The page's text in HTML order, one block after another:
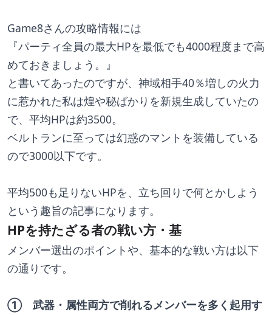
Game8さんの攻略情報には
『パーティ全員の最大HPを最低でも4000程度まで高
めておきましょう。』
と書いてあったのですが、神域相手40％増しの火力
に惹かれた私は煌や秘ばかりを新規生成していたの
で、平均HPは約3500。
ベルトランに至っては幻惑のマントを装備している
ので3000以下です。
平均500も足りないHPを、立ち回りで何とかしよう
という趣旨の記事になります。
HPを持たざる者の戦い方・基
メンバー選出のポイントや、基本的な戦い方は以下
の通りです。
①　武器・属性両方で削れるメンバーを多く起用す